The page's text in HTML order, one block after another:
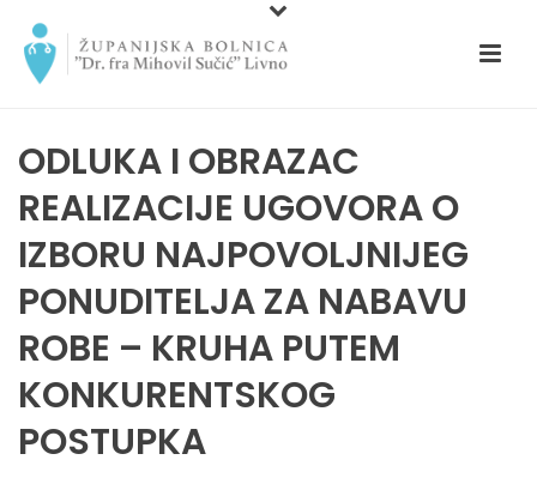
ODLUKA I OBRAZAC
REALIZACIJE UGOVORA O
IZBORU NAJPOVOLJNIJEG
PONUDITELJA ZA NABAVU
ROBE – KRUHA PUTEM
KONKURENTSKOG
POSTUPKA